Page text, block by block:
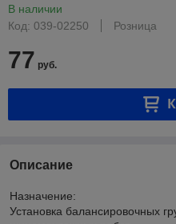
В наличии
Код: 039-02250
Розница
77 руб.
Описание
Назначение:
Установка балансировочных